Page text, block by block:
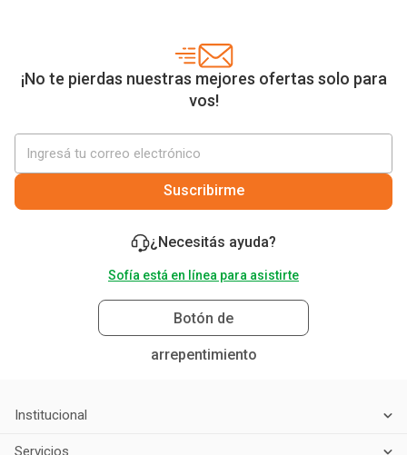
¡No te pierdas nuestras mejores ofertas solo para
vos!
Suscribirme
¿Necesitás ayuda?
Sofía está en línea para asistirte
Botón de
arrepentimiento
Institucional
Servicios